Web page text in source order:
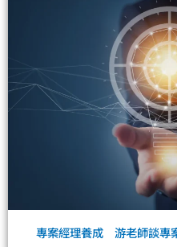
專案經理養成 游老師談專